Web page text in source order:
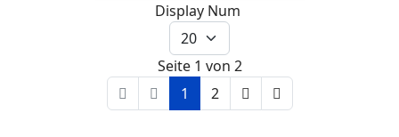
Display Num
Seite 1 von 2
1
2